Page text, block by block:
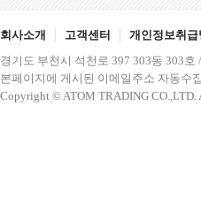
회사소개 고객센터 개인정보취급
경기도 부천시 석천로 397 303동 303호
본페이지에 게시된 이메일주소 자동수
Copyright © ATOM TRADING CO.,LTD.